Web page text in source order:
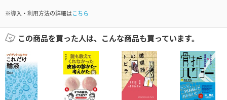
※導入・利用方法の詳細はこちら
この商品を買った人は、こんな商品も買っています。